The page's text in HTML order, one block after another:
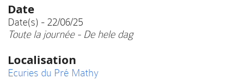
Date
Date(s) - 22/06/25
Toute la journée - De hele dag
Localisation
Ecuries du Pré Mathy